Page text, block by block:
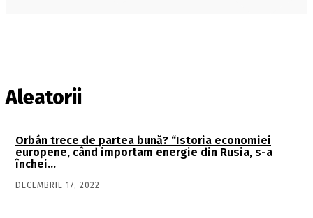
Aleatorii
Orbán trece de partea bună? “Istoria economiei
europene, când importam energie din Rusia, s-a
închei…
DECEMBRIE 17, 2022